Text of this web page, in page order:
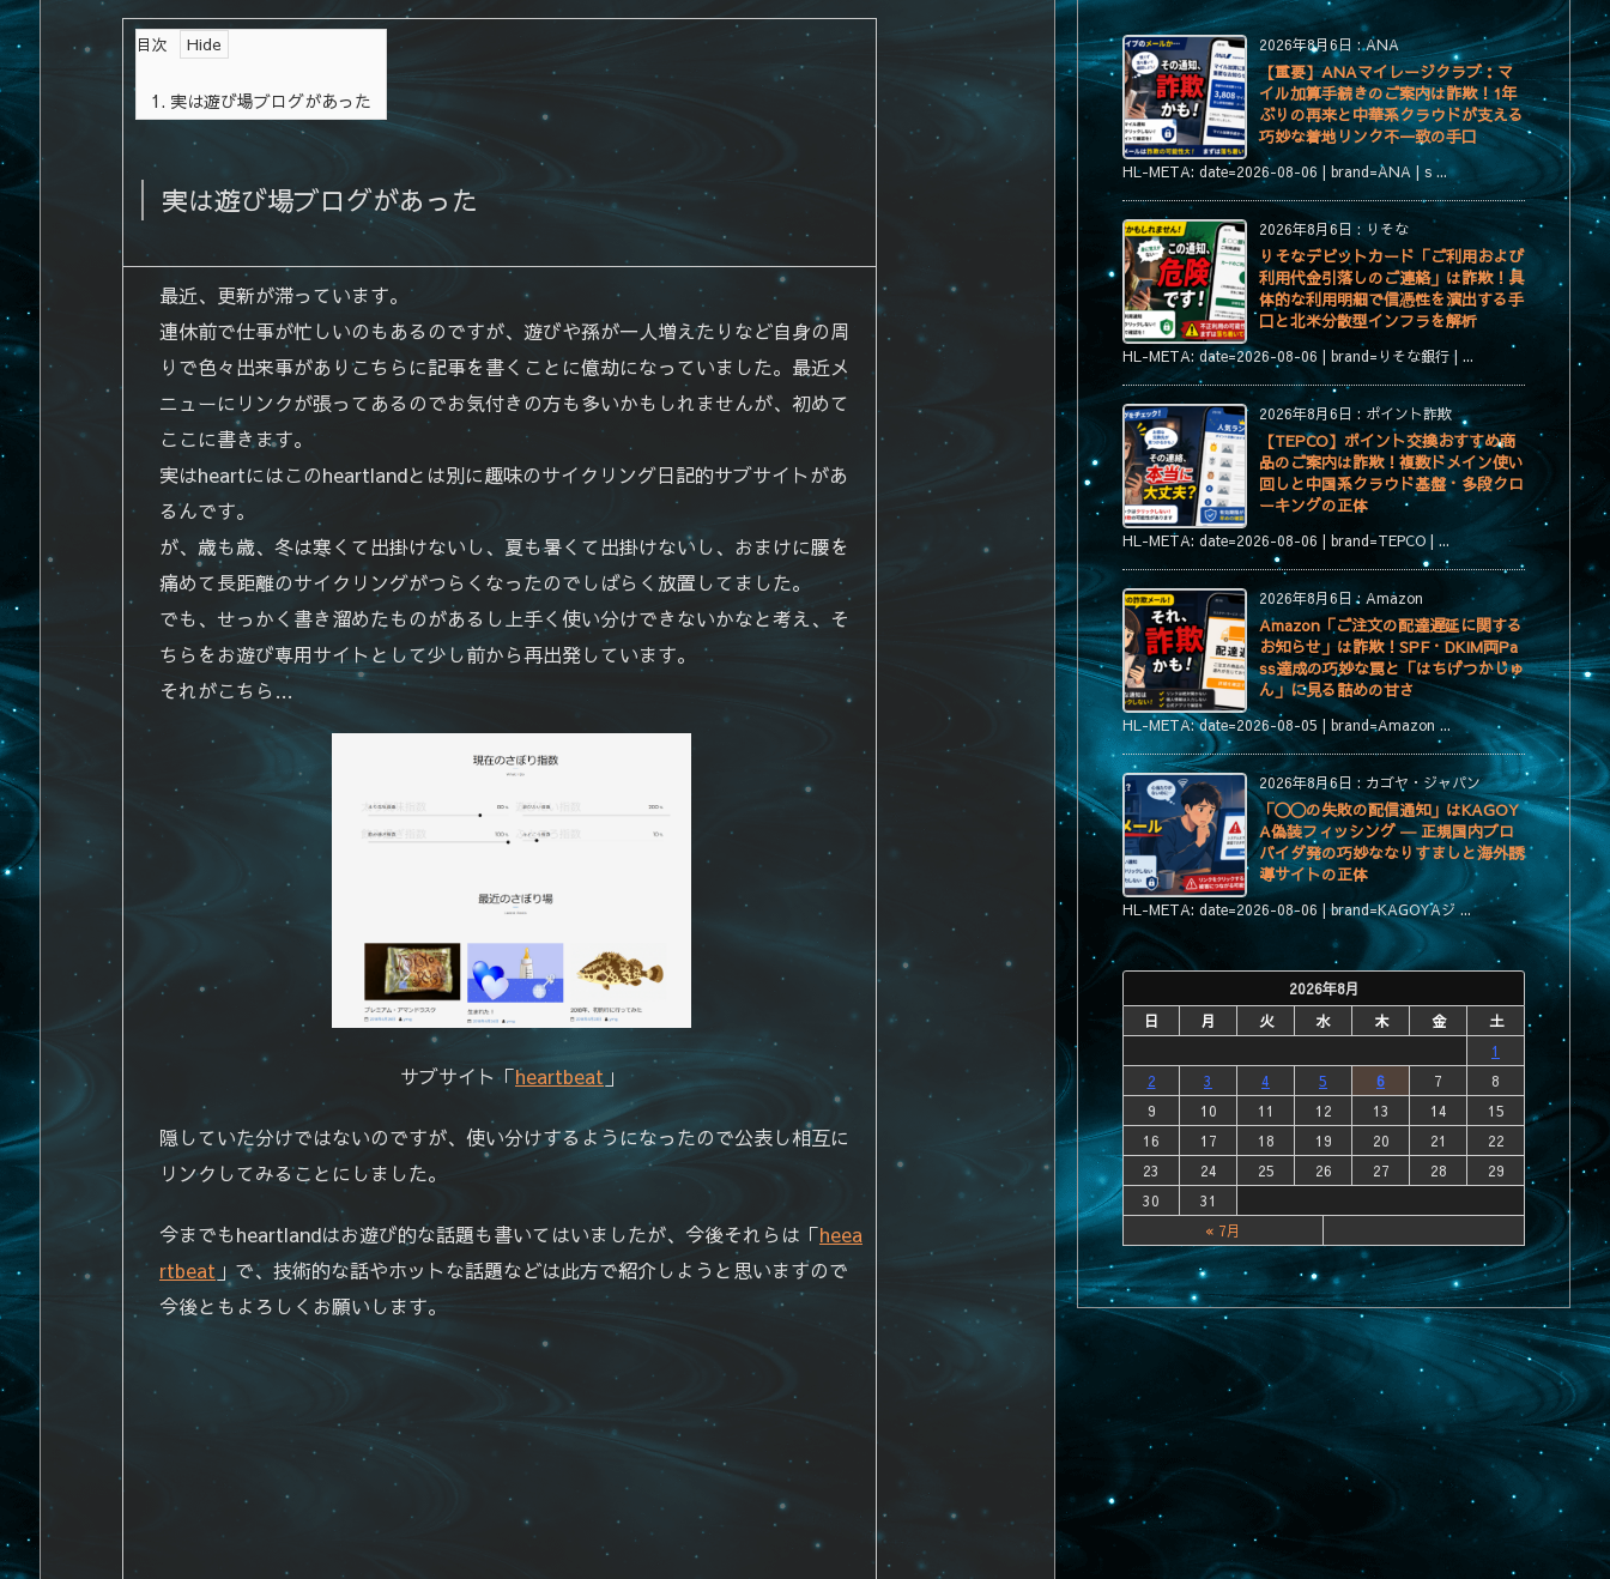
目次
1. 実は遊び場ブログがあった
実は遊び場ブログがあった
最近、更新が滞っています。
連休前で仕事が忙しいのもあるのですが、遊びや孫が一人増えたりなど自身の周
りで色々出来事がありこちらに記事を書くことに億劫になっていました。最近メ
ニューにリンクが張ってあるのでお気付きの方も多いかもしれませんが、初めて
ここに書きます。
実はheartにはこのheartlandとは別に趣味のサイクリング日記的サブサイトがあ
るんです。
が、歳も歳、冬は寒くて出掛けないし、夏も暑くて出掛けないし、おまけに腰を
痛めて長距離のサイクリングがつらくなったのでしばらく放置してました。
でも、せっかく書き溜めたものがあるし上手く使い分けできないかなと考え、そ
ちらをお遊び専用サイトとして少し前から再出発しています。
それがこちら…
サブサイト「heartbeat 」
隠していた分けではないのですが、使い分けするようになったので公表し相互に
リンクしてみることにしました。
今までもheartlandはお遊び的な話題も書いてはいましたが、今後それらは「heea
rtbeat 」で、技術的な話やホットな話題などは此方で紹介しようと思いますので
今後ともよろしくお願いします。
ー
2026年8月6日:ANA
【重要】ANAマイレージクラブ：マ
イル加算手続きのご案内は詐欺！1年
ぶりの再来と中華系クラウドが支える
巧妙な着地リンク不一致の手口
HL-META: date=2026-08-06 | brand=ANA | s ...
2026年8月6日 : りそな
りそなデビットカード「ご利用および
利用代金引落しのご連絡」は詐欺！具
体的な利用明細で信憑性を演出する手
口と北米分散型インフラを解析
HL-META: date=2026-08-06 | brand=りそな銀行 | ...
2026年8月6日 : ポイント詐欺
【TEPCO】ポイント交換おすすめ商
品のご案内は詐欺！複数ドメイン使い
回しと中国系クラウド基盤・多段クロ
ーキングの正体
HL-META: date=2026-08-06 | brand=TEPCO | ...
2026年8月6日 : Amazon
Amazon「ご注文の配達遅延に関する
お知らせ」は詐欺！SPF・DKIM両Pa
ss達成の巧妙な罠と「はちげつかじゅ
ん」に見る詰めの甘さ
HL-META: date=2026-08-05 | brand=Amazon ...
2026年8月6日 : カゴヤ・ジャパン
「〇〇の失敗の配信通知」はKAGOY
A偽装フィッシング ― 正規国内プロ
バイダ発の巧妙ななりすましと海外誘
導サイトの正体
HL-META: date=2026-08-06 | brand=KAGOYAジ ...
2026年8月
日
月 火 水 木 金
土
1
2
3 4 5 6 7
8
9
10 11 12 13 14
15
16
17 18 19 20 21
22
23
24 25 26 27 28
29
30
31
« 7月